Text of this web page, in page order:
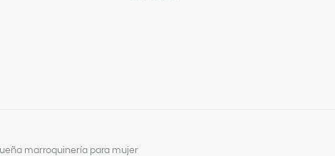
marroquinería para mujer